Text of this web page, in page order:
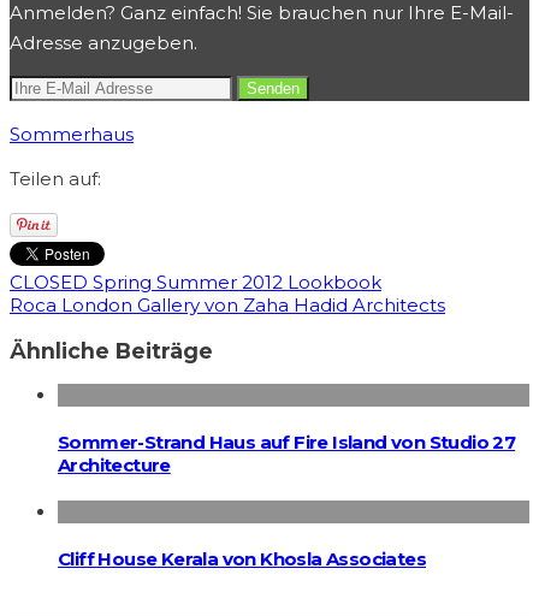
Anmelden? Ganz einfach! Sie brauchen nur Ihre E-Mail-
Adresse anzugeben.
Sommerhaus
Teilen auf:
CLOSED Spring Summer 2012 Lookbook
Roca London Gallery von Zaha Hadid Architects
Ähnliche Beiträge
Sommer-Strand Haus auf Fire Island von Studio 27
Architecture
Cliff House Kerala von Khosla Associates